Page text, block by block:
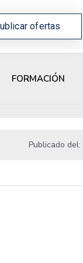
ofertas
FORMACIÓN
Publicado del: